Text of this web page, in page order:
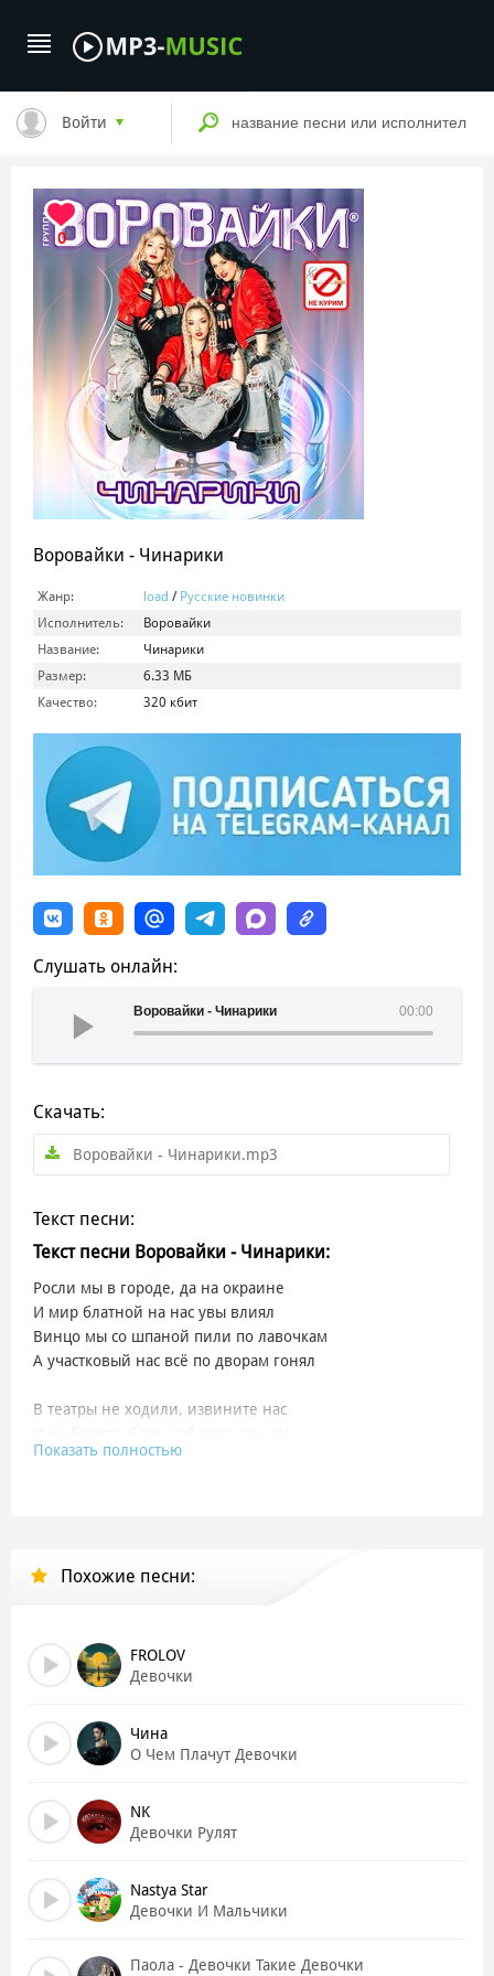
Войти
0
Воровайки - Чинарики
Жанр: load / Русские новинки
Исполнитель:
Воровайки
Название:
Чинарики
Размер:
6.33 МБ
Качество:
320 кбит
Слушать онлайн:
00:00
Воровайки - Чинарики
Скачать:
Воровайки - Чинарики.mp3
Текст песни:
Текст песни Воровайки - Чинарики:
Росли мы в городе, да на окраине
И мир блатной на нас увы влиял
Винцо мы со шпаной пили по лавочкам
А участковый нас всё по дворам гонял
В театры не ходили, извините нас
По рынкам больше всё, да по карманчикам
По малолеточке
Паца-пацанчики
Нас обнимали там
Да всё тайком
Курили девочки
По малолеточке
За гаражом
Паца-пацанчики
Нас обнимали там
Да всё тайком
Показать полностью
Похожие песни:
FROLOV
Девочки
Чина
О Чем Плачут Девочки
NK
Девочки Рулят
Nastya Star
Девочки И Мальчики
Паола - Девочки Такие Девочки